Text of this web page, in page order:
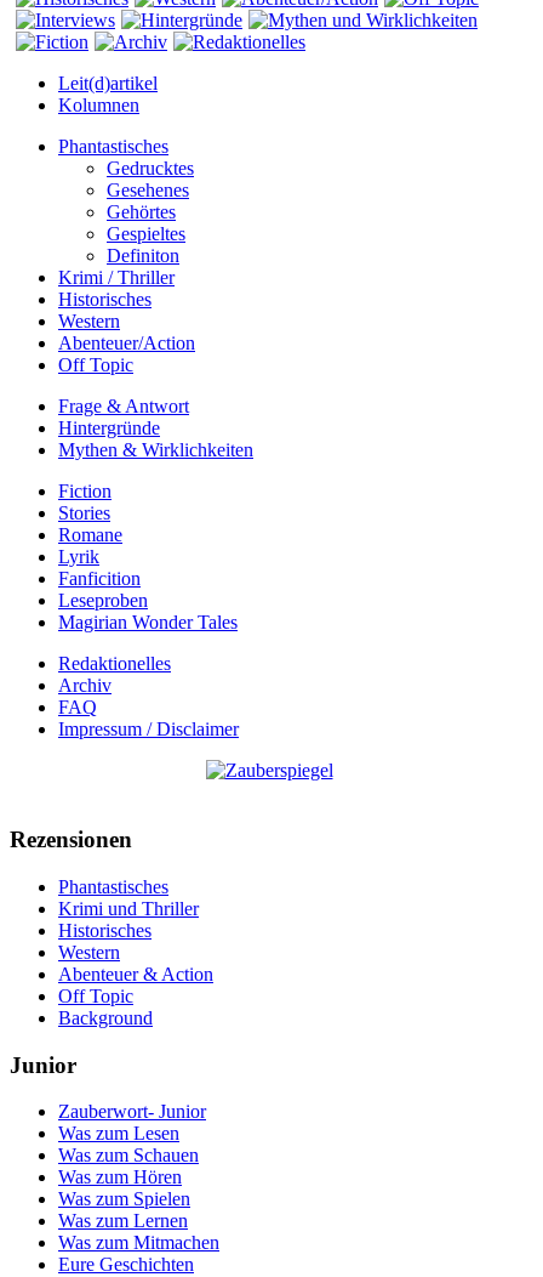
Leit(d)artikel
Kolumnen
Phantastisches
Gedrucktes
Gesehenes
Gehörtes
Gespieltes
Definiton
Krimi / Thriller
Historisches
Western
Abenteuer/Action
Off Topic
Frage & Antwort
Hintergründe
Mythen & Wirklichkeiten
Fiction
Stories
Romane
Lyrik
Fanficition
Leseproben
Magirian Wonder Tales
Redaktionelles
Archiv
FAQ
Impressum / Disclaimer
Rezensionen
Phantastisches
Krimi und Thriller
Historisches
Western
Abenteuer & Action
Off Topic
Background
Junior
Zauberwort- Junior
Was zum Lesen
Was zum Schauen
Was zum Hören
Was zum Spielen
Was zum Lernen
Was zum Mitmachen
Eure Geschichten